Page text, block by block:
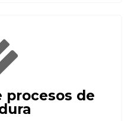
procesos de